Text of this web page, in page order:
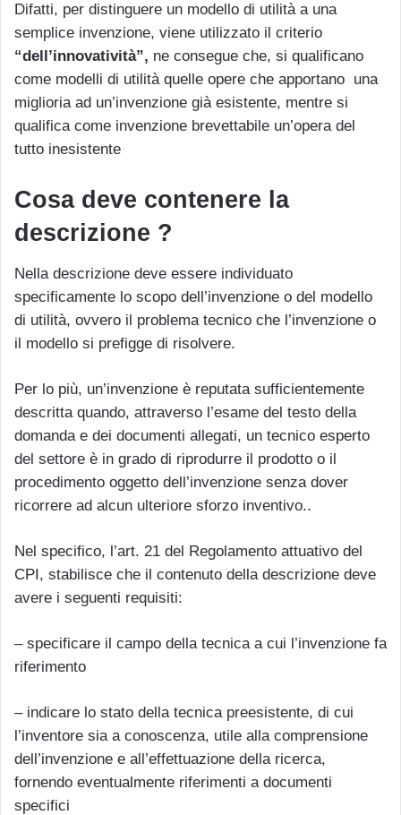
Difatti, per distinguere un modello di utilità a una
semplice invenzione, viene utilizzato il criterio
“dell’innovatività”, ne consegue che, si qualificano
come modelli di utilità quelle opere che apportano una
miglioria ad un’invenzione già esistente, mentre si
qualifica come invenzione brevettabile un’opera del
tutto inesistente
Cosa deve contenere la
descrizione ?
Nella descrizione deve essere individuato
specificamente lo scopo dell’invenzione o del modello
di utilità, ovvero il problema tecnico che l’invenzione o
il modello si prefigge di risolvere.
Per lo più, un’invenzione è reputata sufficientemente
descritta quando, attraverso l’esame del testo della
domanda e dei documenti allegati, un tecnico esperto
del settore è in grado di riprodurre il prodotto o il
procedimento oggetto dell’invenzione senza dover
ricorrere ad alcun ulteriore sforzo inventivo..
Nel specifico, l’art. 21 del Regolamento attuativo del
CPI, stabilisce che il contenuto della descrizione deve
avere i seguenti requisiti:
– specificare il campo della tecnica a cui l’invenzione fa
riferimento
– indicare lo stato della tecnica preesistente, di cui
l’inventore sia a conoscenza, utile alla comprensione
dell’invenzione e all’effettuazione della ricerca,
fornendo eventualmente riferimenti a documenti
specifici